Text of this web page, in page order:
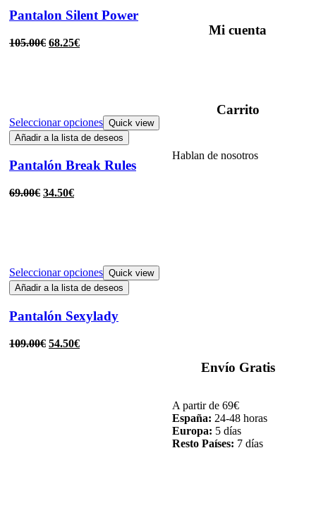
Pantalon Silent Power
105.00€ 68.25€
Seleccionar opciones Quick view
Añadir a la lista de deseos
Pantalón Break Rules
69.00€ 34.50€
Seleccionar opciones Quick view
Añadir a la lista de deseos
Pantalón Sexylady
109.00€ 54.50€
Mi cuenta
Carrito
Hablan de nosotros
Envío Gratis
A partir de 69€
España: 24-48 horas
Europa: 5 días
Resto Países: 7 días